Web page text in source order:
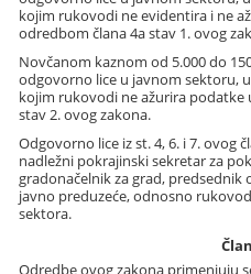
kojim rukovodi ne evidentira i ne
odredbom člana 4a stav 1. ovog
Novčanom kaznom od 5.000 do
odgovorno lice u javnom sektoru,
kojim rukovodi ne ažurira podatke
stav 2. ovog zakona.
Odgovorno lice iz st. 4, 6. i 7. ovog
nadležni pokrajinski sekretar za
gradonačelnik za grad,
javno preduzeće, odnosno
sektora.
Odredbe ovog zakona primenjuju